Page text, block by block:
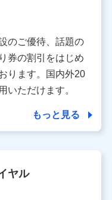
を有する者の名称・住
者（詳細は次のとお
山王パークタワー
前田 義晃
ーバンネット日本橋
お客さまの情報を利
のご優待、話題の
券の割引をはじめ
ります。国内外20
いただけます。
もっと見る
ヤル